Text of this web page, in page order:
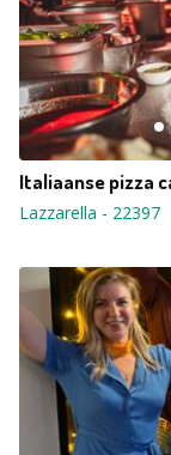
Italiaanse pizza
Lazzarella - 22397